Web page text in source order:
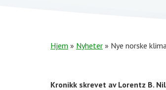
Hjem » Nyheter » Nye norske
Kronikk skrevet av Lorentz B.